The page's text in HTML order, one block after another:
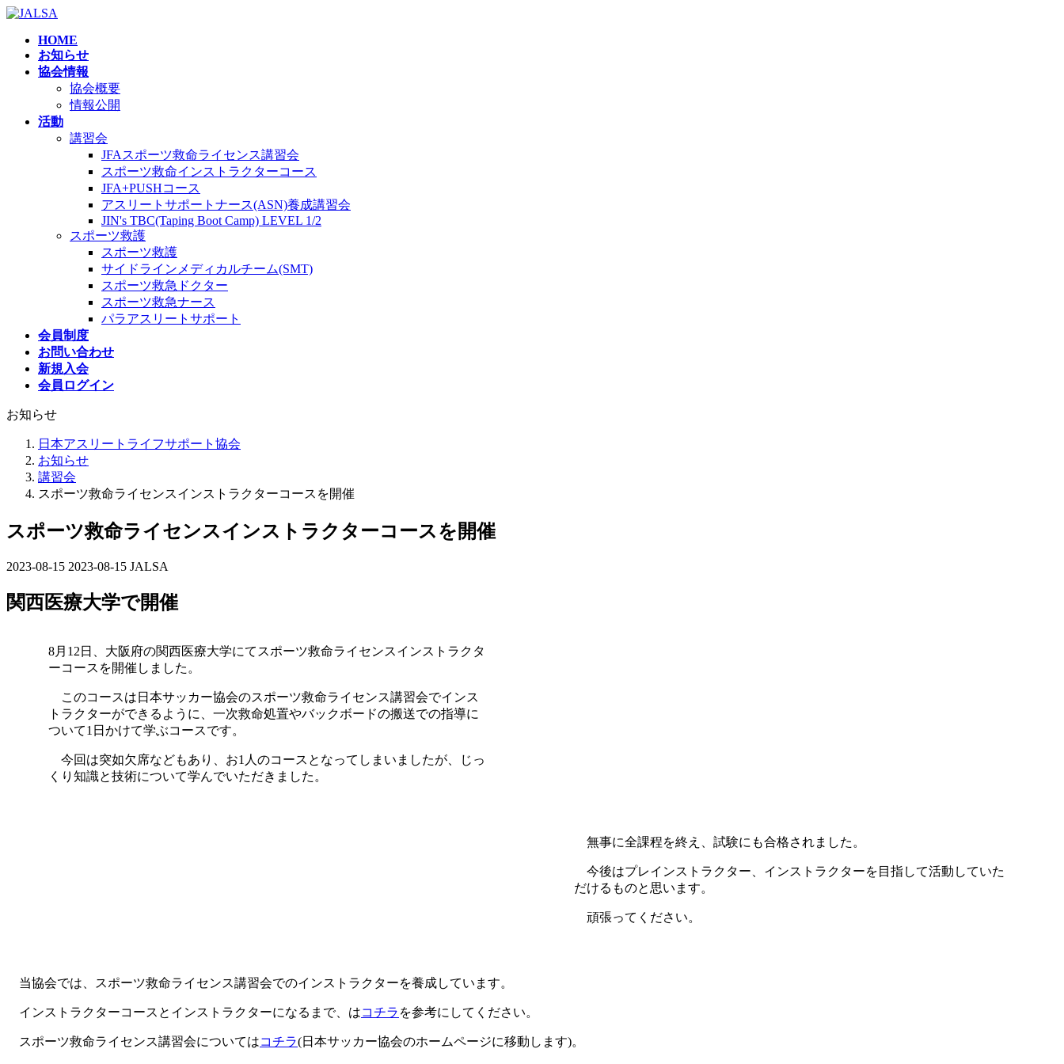
コ
ナ
HOME
お知らせ
協会情報
協会概要
情報公開
活動
講習会
JFAスポーツ救命ライセンス講習会
スポーツ救命インストラクターコース
JFA+PUSHコース
アスリートサポートナース(ASN)養成講習会
JIN's TBC(Taping Boot Camp) LEVEL 1/2
スポーツ救護
スポーツ救護
サイドラインメディカルチーム(SMT)
スポーツ救急ドクター
スポーツ救急ナース
パラアスリートサポート
会員制度
お問い合わせ
新規入会
会員ログイン
お知らせ
日本アスリートライフサポート協会
お知らせ
講習会
スポーツ救命ライセンスインストラクターコースを開催
スポーツ救命ライセンスインストラクターコースを開催
2023-08-15 最
更
時
:
2023-08-15 JALSA
関西医療大学で開催
8月12日、大阪府の関西医療大学にてスポーツ救命ライセンスインストラクタ
ーコースを開催しました。
このコースは日本サッカー協会のスポーツ救命ライセンス講習会でインス
トラクターができるように、一次救命処置やバックボードの搬送での指導に
ついて1日かけて学ぶコースです。
今回は突如欠席などもあり、お1人のコースとなってしまいましたが、じっ
くり知識と技術について学んでいただきました。
無事に全課程を終え、試験にも合格されました。
今後はプレインストラクター、インストラクターを目指して活動していた
だけるものと思います。
頑張ってください。
当協会では、スポーツ救命ライセンス講習会でのインストラクターを養成しています。
インストラクターコースとインストラクターになるまで、はコチラ を参考にしてください。
スポーツ救命ライセンス講習会についてはコチラ(日本サッカー協会のホームページに移動します)。